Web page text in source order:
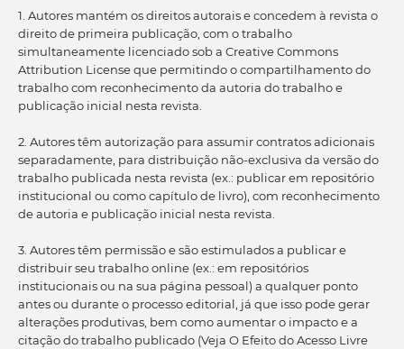
1. Autores mantém os direitos autorais e concedem à revista o
direito de primeira publicação, com o trabalho
simultaneamente licenciado sob a Creative Commons
Attribution License que permitindo o compartilhamento do
trabalho com reconhecimento da autoria do trabalho e
publicação inicial nesta revista.
2. Autores têm autorização para assumir contratos adicionais
separadamente, para distribuição não-exclusiva da versão do
trabalho publicada nesta revista (ex.: publicar em repositório
institucional ou como capítulo de livro), com reconhecimento
de autoria e publicação inicial nesta revista.
3. Autores têm permissão e são estimulados a publicar e
distribuir seu trabalho online (ex.: em repositórios
institucionais ou na sua página pessoal) a qualquer ponto
antes ou durante o processo editorial, já que isso pode gerar
alterações produtivas, bem como aumentar o impacto e a
citação do trabalho publicado (Veja O Efeito do Acesso Livre